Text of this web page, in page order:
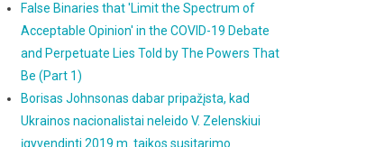
False Binaries that 'Limit the Spectrum of
Acceptable Opinion' in the COVID-19 Debate
and Perpetuate Lies Told by The Powers That
Be (Part 1)
Borisas Johnsonas dabar pripažįsta, kad
Ukrainos nacionalistai neleido V. Zelenskiui
įgyvendinti 2019 m. taikos susitarimo